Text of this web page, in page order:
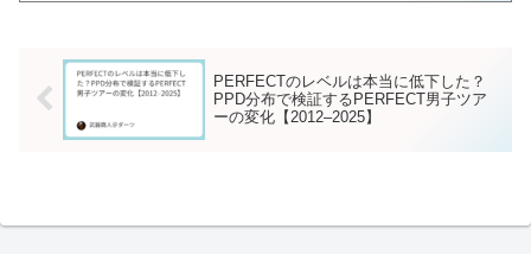
PERFECTのレベルは本当に低下した？
PPD分布で検証するPERFECT男子ツア
ーの変化【2012–2025】